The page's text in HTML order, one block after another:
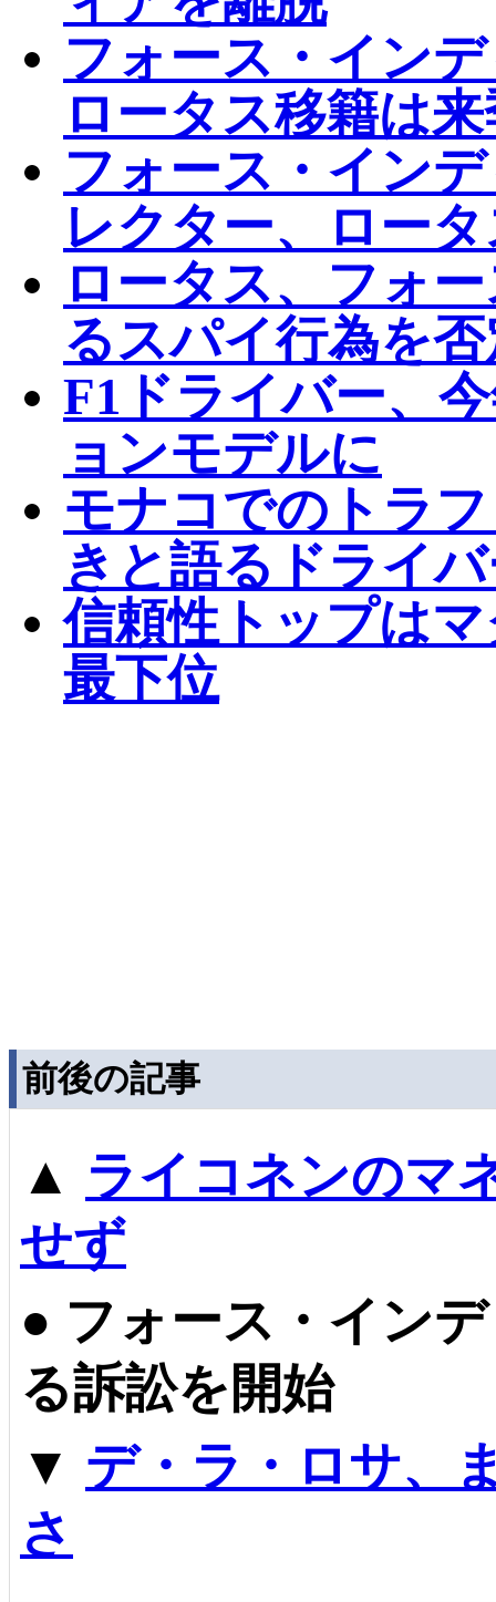
フォース・イン
ロータス移籍は
フォース・イン
レクター、ロー
ロータス、フォ
るスパイ行為を
F1ドライバー、
ョンモデルに
モナコでのトラ
きと語るドライ
信頼性トップは
最下位
前後の記事
▲ ライコネンのマ
せず
● フォース・イン
る訴訟を開始
▼ デ・ラ・ロサ、
さ